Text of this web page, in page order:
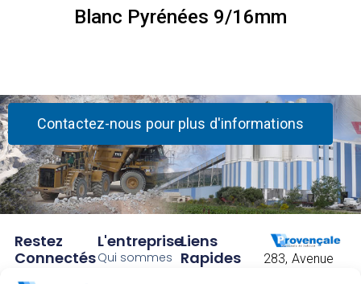
Blanc Pyrénées 9/16mm
Contactez-nous pour plus d'informations
283, Avenue
L'entreprise
Qui sommes
Liens
Rapides
Restez
Connectés